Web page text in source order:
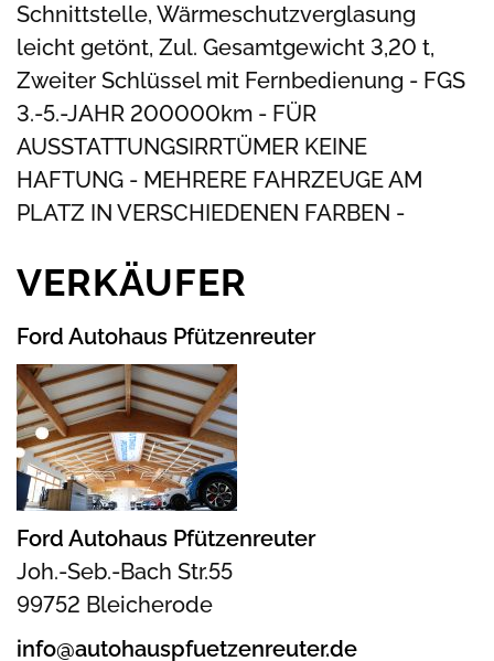
Schnittstelle, Wärmeschutzverglasung
leicht getönt, Zul. Gesamtgewicht 3,20 t,
Zweiter Schlüssel mit Fernbedienung - FGS
3.-5.-JAHR 200000km - FÜR
AUSSTATTUNGSIRRTÜMER KEINE
HAFTUNG - MEHRERE FAHRZEUGE AM
PLATZ IN VERSCHIEDENEN FARBEN -
VERKÄUFER
Ford Autohaus Pfützenreuter
Ford Autohaus Pfützenreuter
Joh.-Seb.-Bach Str.55
99752 Bleicherode
info@autohauspfuetzenreuter.de